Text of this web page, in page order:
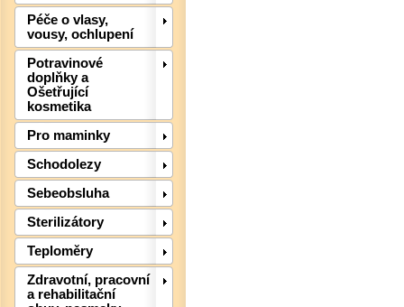
Péče o vlasy,
vousy, ochlupení
Potravinové
doplňky a
Ošetřující
kosmetika
Pro maminky
Schodolezy
Sebeobsluha
Sterilizátory
Teploměry
Zdravotní, pracovní
a rehabilitační